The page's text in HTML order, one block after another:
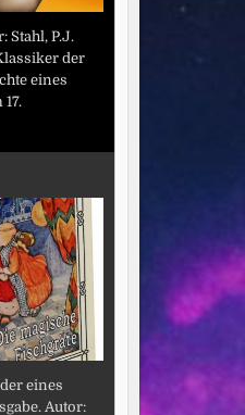
Stahl, P.J.
der
eines
eines
Autor: